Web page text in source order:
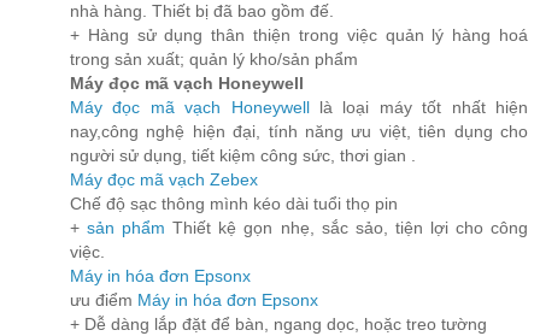
nhà hàng. Thiết bị đã bao gồm đế.
+ Hàng sử dụng thân thiện trong việc quản lý hàng hoá
trong sản xuất; quản lý kho/sản phẩm
Máy đọc mã vạch Honeywell
Máy đọc mã vạch Honeywelllà loại máy tốt nhất hiện
nay,công nghệ hiện đại, tính năng ưu việt, tiên dụng cho
người sử dụng, tiết kiệm công sức, thơi gian .
Máy đọc mã vạch Zebex
Chế độ sạc thông mình kéo dài tuổi thọ pin
+sản phẩmThiết kệ gọn nhẹ, sắc sảo, tiện lợi cho công
việc.
Máy in hóa đơn Epsonx
ưu điểm Máy in hóa đơn Epsonx
+ Dễ dàng lắp đặt để bàn, ngang dọc, hoặc treo tường